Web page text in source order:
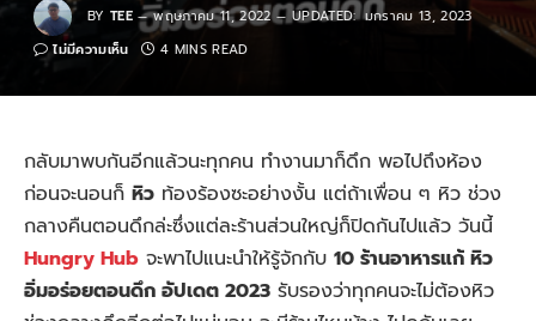
BY TEE พฤษภาคม 11, 2022 UPDATED: มกราคม 13, 2023
ไม่มีความเห็น
4 MINS READ
กลับมาพบกันอีกแล้วนะทุกคน ทำงานมาก็ดึก พอไปถึงห้อง
ก่อนจะนอนก็ หิว ท้องร้องซะอย่างงั้น แต่ถ้าเพื่อน ๆ หิว ช่วง
กลางคืนตอนดึกล่ะซึ่งแต่ละร้านส่วนใหญ่ก็ปิดกันไปแล้ว วันนี้
Hungry Hub จะพาไปแนะนำให้รู้จักกับ 10 ร้านอาหารแก้ หิว
อิ่มอร่อยตอนดึก อัปเดต 2023 รับรองว่าทุกคนจะไม่ต้องหิว